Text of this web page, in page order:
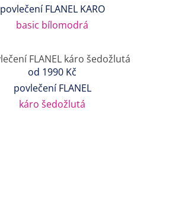
povlečení FLANEL KARO
basic bílomodrá
od 1990 Kč
povlečení FLANEL
káro šedožlutá